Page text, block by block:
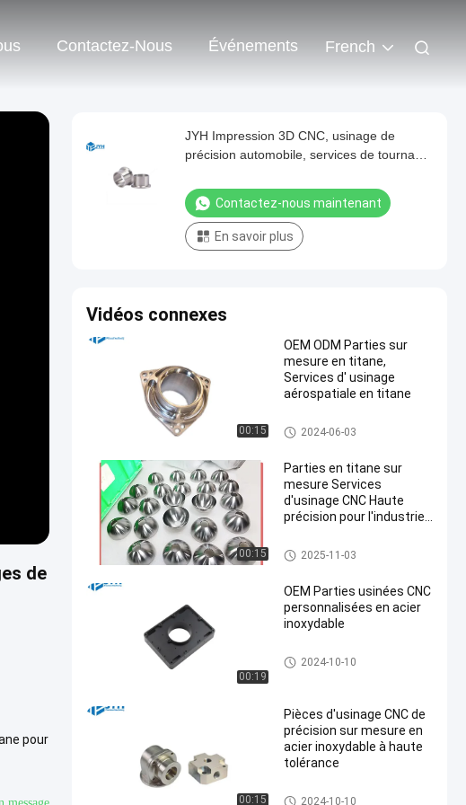
Contactez-Nous Événements French
de
pour
message
JYH Impression 3D CNC, usinage de
précision automobile, services de tournage
Contactez-nous maintenant
En savoir plus
Vidéos connexes
00:15
OEM ODM Parties sur
mesure en titane,
Services d' usinage
aérospatiale en titane
usinage titanique de comman
de numérique par ordinateur
2024-06-03
00:15
Parties en titane sur
mesure Services
d'usinage CNC Haute
précision pour l'industrie
usinage titanique de comman
de numérique par ordinateur
2025-11-03
00:19
OEM Parties usinées CNC
personnalisées en acier
inoxydable
Services de usinage de comm
ande numérique par ordinateu
2024-10-10
00:15
Pièces d'usinage CNC de
précision sur mesure en
acier inoxydable à haute
tolérance
Services de usinage de comm
2024-10-10